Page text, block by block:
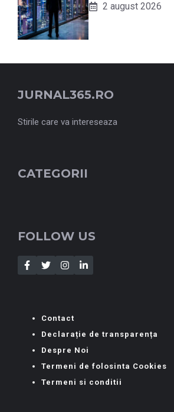
2 august 2026
JURNAL365.RO
Stirile care va intereseaza
CATEGORII
FOLLOW US
Contact
Declarație de transparența
Despre Noi
Termeni de folosinta Cookies
Termeni si conditii